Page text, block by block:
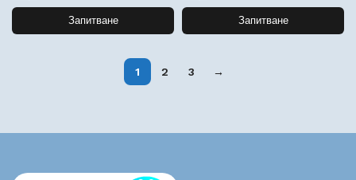
Запитване Запитване
1 2 3 →